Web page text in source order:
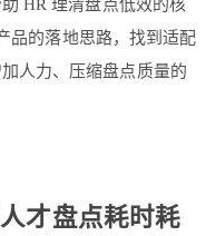
HR 理清盘点低效的核
品的落地思路，找到适配
人力、压缩盘点质量的
才盘点耗时耗